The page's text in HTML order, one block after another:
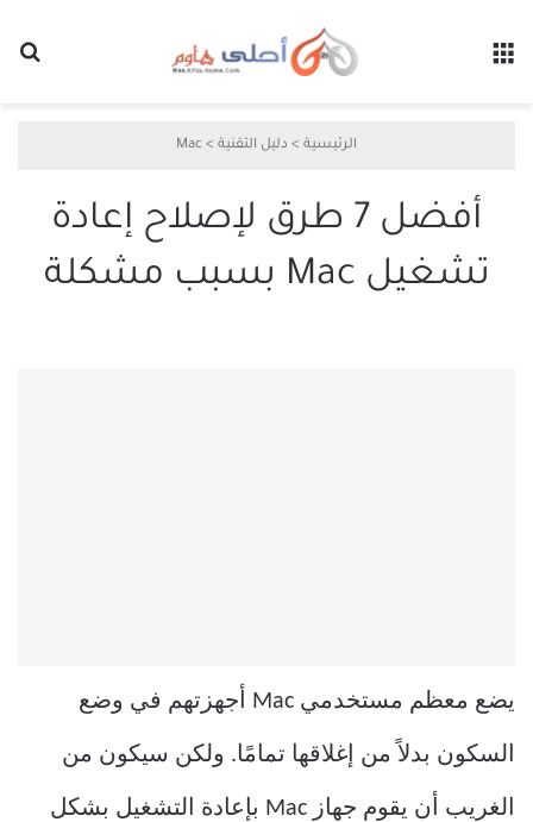
الرئيسية > دليل التقنية >
Mac
أفضل 7 طرق لإصلاح إعادة
تشغيل Mac بسبب مشكلة
يضع معظم مستخدمي Mac أجهزتهم في وضع
السكون بدلاً من إغلاقها تمامًا. ولكن سيكون من
الغريب أن يقوم جهاز Mac بإعادة التشغيل بشكل